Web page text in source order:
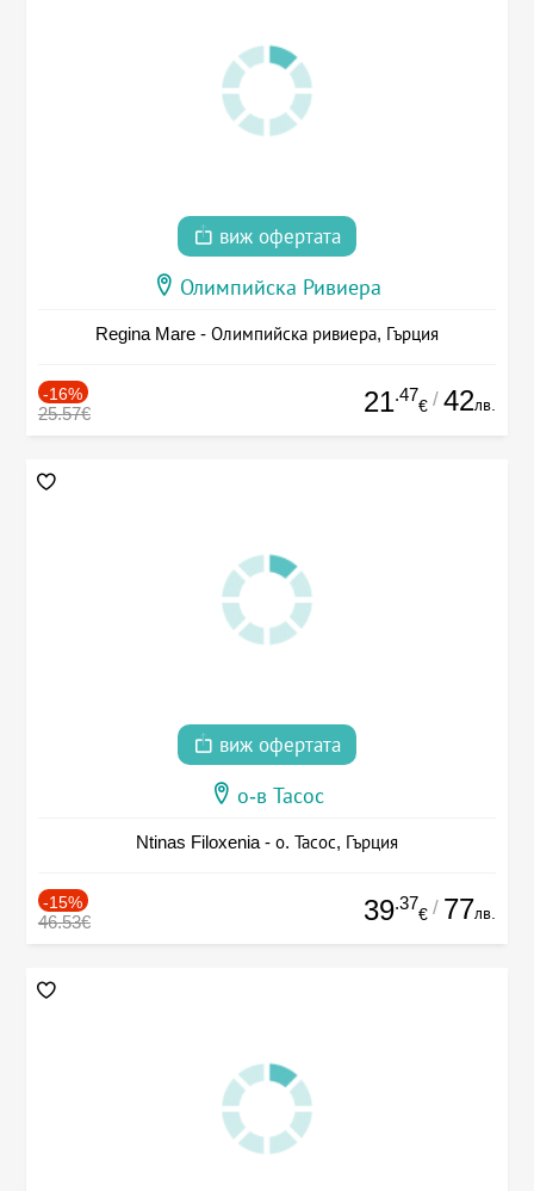
виж офертата
Олимпийска Ривиера
Regina Mare - Олимпийска ривиера, Гърция
-16%
25.57€ 21.47
€ / 42лв.
виж офертата
о-в Тасос
Ntinas Filoxenia - о. Тасос, Гърция
-15%
46.53€ 39.37
€ / 77лв.